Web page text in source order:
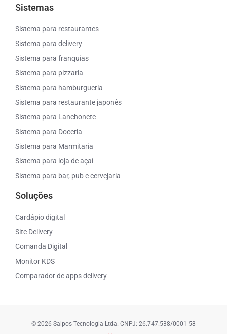
Sistemas
Sistema para restaurantes
Sistema para delivery
Sistema para franquias
Sistema para pizzaria
Sistema para hamburgueria
Sistema para restaurante japonês
Sistema para Lanchonete
Sistema para Doceria
Sistema para Marmitaria
Sistema para loja de açaí
Sistema para bar, pub e cervejaria
Soluções
Cardápio digital
Site Delivery
Comanda Digital
Monitor KDS
Comparador de apps delivery
© 2026 Saipos Tecnologia Ltda. CNPJ: 26.747.538/0001-58